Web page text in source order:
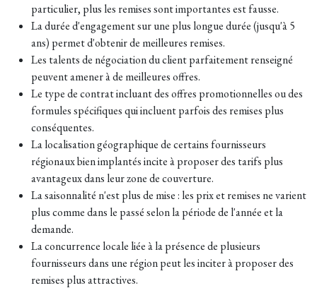
particulier, plus les remises sont importantes est fausse.
La durée d'engagement sur une plus longue durée (jusqu'à 5
ans) permet d'obtenir de meilleures remises.
Les talents de négociation du client parfaitement renseigné
peuvent amener à de meilleures offres.
Le type de contrat incluant des offres promotionnelles ou des
formules spécifiques qui incluent parfois des remises plus
conséquentes.
La localisation géographique de certains fournisseurs
régionaux bien implantés incite à proposer des tarifs plus
avantageux dans leur zone de couverture.
La saisonnalité n'est plus de mise : les prix et remises ne varient
plus comme dans le passé selon la période de l'année et la
demande.
La concurrence locale liée à la présence de plusieurs
fournisseurs dans une région peut les inciter à proposer des
remises plus attractives.